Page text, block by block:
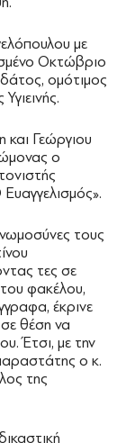
με
Οκτώβριο
ομότιμος
Γεώργιου
ο
τους
τες σε
φακέλου,
έκρινε
σε θέση να
Έτσι, με την
ο κ.
της